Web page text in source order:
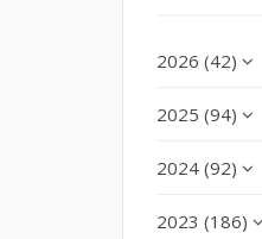
2026 (42)
2025 (94)
2024 (92)
2023 (186)